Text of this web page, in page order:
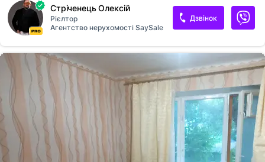
простір під власні потреби. Переваги локації: -Поруч парк
«Крістерова Гірка», лісопаркові зони та місця для прогулянок.
-Зручне транспортне сполучення — громадський транспорт у різні
райони міста, швидкий виїзд до станцій метро «Оболонь», «Мінська»
та «Героїв Дніпра». -У пішій доступності супермаркети, магазини,
аптеки, банки, школи, дитячі садки та інша необхідна
інфраструктура. Поряд знаходяться ТРЦ, ринок та місця для
відпочинку. Ця кімнат...
Стріченець Олексій
Рієлтор
Агентство нерухомості SaySale
Дзвінок